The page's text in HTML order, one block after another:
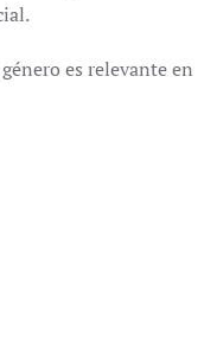
es relevante en